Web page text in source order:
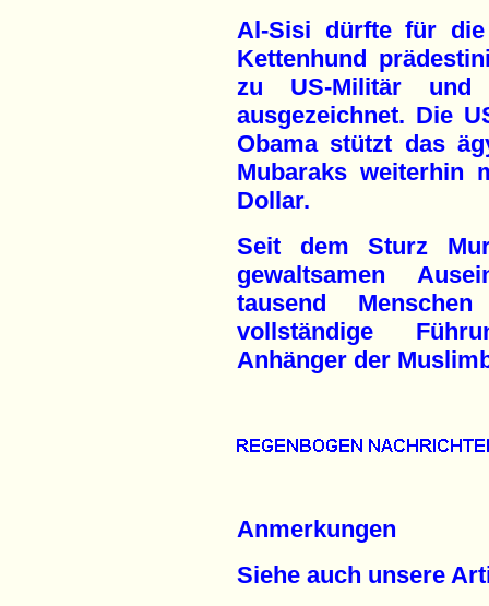
Al-Sisi dürfte für die
Kettenhund
zu US-Militär
ausgezeichnet. Die
Obama stützt das
Mubaraks weiterhin
Dollar.
Seit dem Sturz
gewaltsamen
tausend
vollständige
Anhänger der
Anmerkungen
Siehe auch unsere